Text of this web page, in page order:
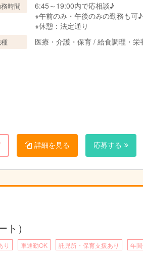
時間
6:45～19:00内で応相談♪
※午前のみ・午後のみの勤務も可♪
※休憩：法定通り
医療・介護・保育 / 給食調理・栄
詳細を見る 応募する
ト）
り 車通勤OK 託児所・保育支援あり 年